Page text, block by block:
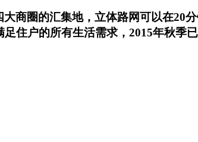
商圈的汇集地，立体路网可以在20
住户的所有生活需求，2015年秋季